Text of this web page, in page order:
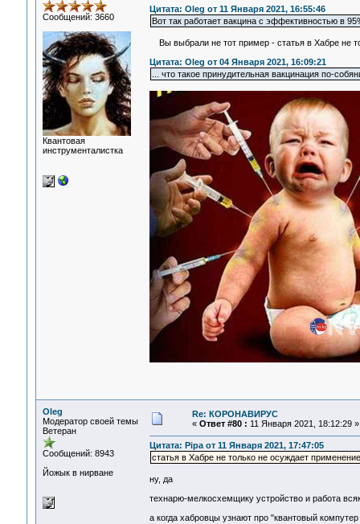
Сообщений: 3660
Квантовая
инструменталистка
Цитата: Oleg от 11 Января 2021, 16:55:46
Вот так работает вакцина с эффективностью в
Вы выбрали не тот пример - статья в Хабре не
Цитата: Oleg от 04 Января 2021, 16:09:21
... что такое принудительная вакцинация по-
Oleg
Модератор своей темы
Ветеран
Сообщений: 8943
Йожык в нирване
Re: КОРОНАВИРУС
« Ответ #80 : 11 Января 2021, 18:12:29 »
Цитата: Pipa от 11 Января 2021, 17:47:05
статья в Хабре не только не осуждает
ну, да
технарю-мелкосхемщику устройство и работа
а когда хабровцы узнают про "квантовый